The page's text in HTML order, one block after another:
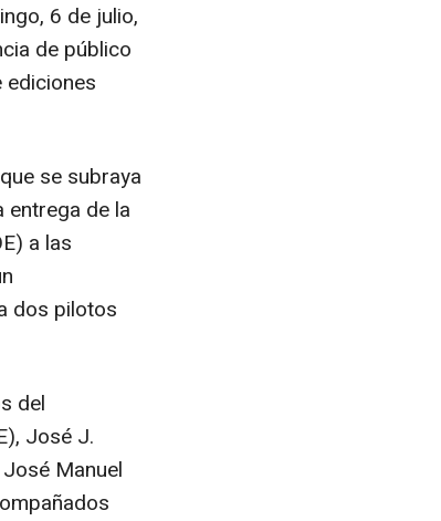
6 de julio,
de público
se subraya
entrega de la
a las
dos pilotos
del
José J.
Manuel